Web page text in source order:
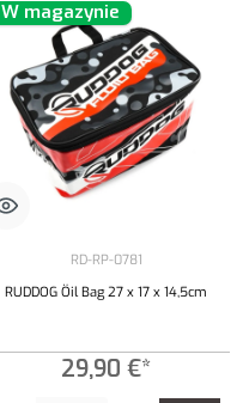
W magazynie
RD-RP-0781
RUDDOG Öil Bag 27 x 17 x 14,5cm
29,90 €*